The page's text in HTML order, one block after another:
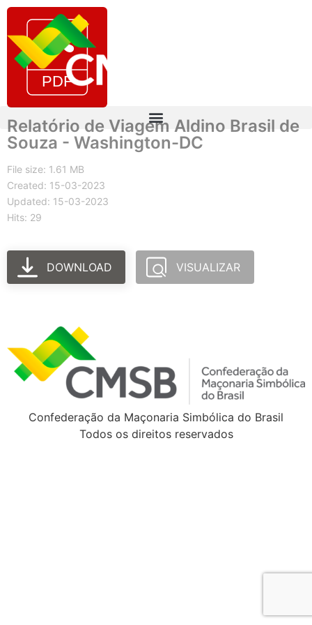
Relatório de Viagem Aldino Brasil de
Souza - Washington-DC
File size: 1.61 MB
Created: 15-03-2023
Updated: 15-03-2023
Hits: 29
DOWNLOAD VISUALIZAR
Confederação da Maçonaria Simbólica do Brasil
Todos os direitos reservados